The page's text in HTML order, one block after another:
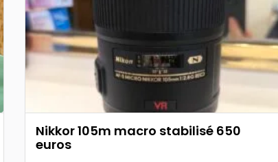
Nikkor 105m macro stabilisé 650
euros